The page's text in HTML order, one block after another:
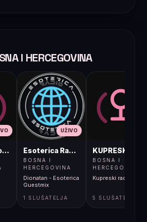
I HERCEGOVINA
Jelah Tešanj
UŽIVO
Esoterica Radio S1
BOSNA I
HERCEGOVINA
Dionatan - Esoterica
Guestmix
1 SLUŠATELJA
BOSNA I
HERCEGOVINA
Kupreski radio
5 SLUŠATELJA